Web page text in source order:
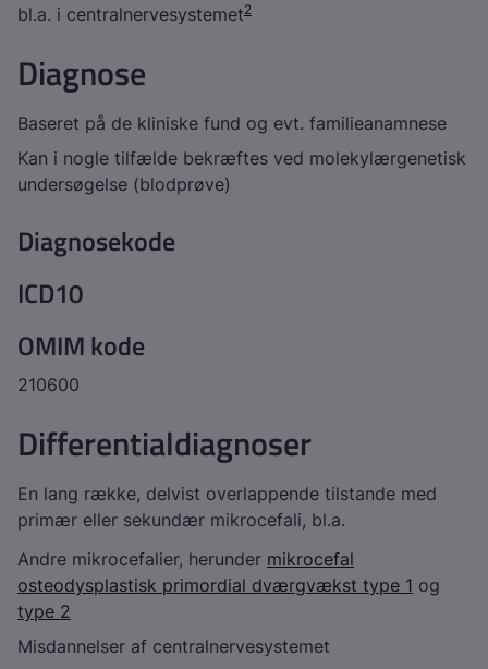
bl.a. i centralnervesystemet2
Diagnose
Baseret på de kliniske fund og evt. familieanamnese
Kan i nogle tilfælde bekræftes ved molekylærgenetisk
undersøgelse (blodprøve)
Diagnosekode
ICD10
OMIM kode
210600
Differentialdiagnoser
En lang række, delvist overlappende tilstande med
primær eller sekundær mikrocefali, bl.a.
Andre mikrocefalier, herunder mikrocefal
osteodysplastisk primordial dværgvækst type 1 og
type 2
Misdannelser af centralnervesystemet